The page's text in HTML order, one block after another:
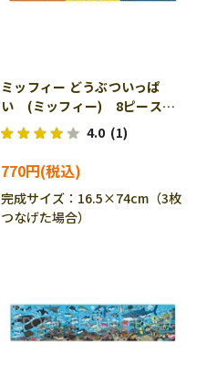
ミッフィー どうぶついっぱ
い (ミッフィー) 8ピース
APO-24-200 ［CP-IT］
4.0 (1)
770円
完成サイズ：16.5×74cm（3枚
つなげた場合）